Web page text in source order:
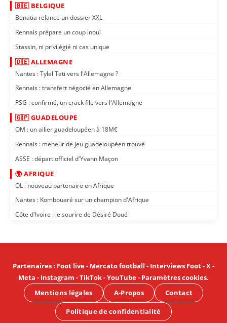
🇧🇪 BELGIQUE
Benatia relance un dossier XXL
Rennais prépare un coup inouï
Stassin, ni privilégié ni cas unique
🇩🇪 ALLEMAGNE
Nantes : Tylel Tati vers l'Allemagne ?
Rennais : transfert négocié en Allemagne
PSG : confirmé, un crack file vers l'Allemagne
🇬🇵 GUADELOUPE
OM : un ailier guadeloupéen à 18M€
Rennais : meneur de jeu guadeloupéen trouvé
ASSE : départ officiel d'Yvann Maçon
🌍 AFRIQUE
OL : nouveau partenaire en Afrique
Nantes : Kombouaré sur un champion d'Afrique
Côte d'Ivoire : le sourire de Désiré Doué
Partenaires: Foot live- Mercato football - Interviews Foot-X-
Meta - Instagram -TikTok-YouTube- Paramètres cookies.
Mentions légales
A-Propos Contact
Politique de confidentialité